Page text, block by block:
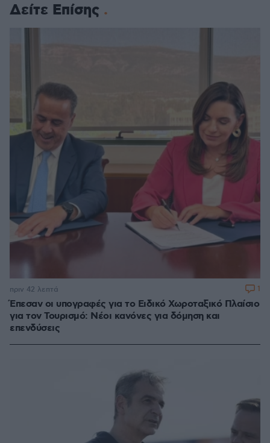
Δείτε Επίσης
Έπεσαν οι υπογραφές για το Ειδικό Χωροταξικό Πλαίσιο
για τον Τουρισμό: Νέοι κανόνες για δόμηση και
επενδύσεις
πριν 42 λεπτά 1